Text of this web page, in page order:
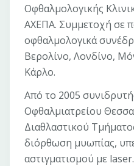
Οφθαλμολογικής
ΑΧΕΠΑ. Συμμετοχή σε
οφθαλμολογικά
Βερολίνο, Λονδίνο,
Κάρλο.
Από το 2005
Οφθαλμιατρείου
Διαθλαστικού
διόρθωση μυωπίας,
αστιγματισμού με laser.